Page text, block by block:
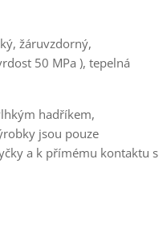
žáruvzdorný,
50 MPa ), tepelná
hadříkem,
jsou pouze
a k přímému kontaktu s